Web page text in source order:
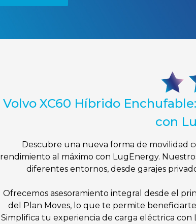
Volvo XC60 Híbrido
con
Descubre una nueva forma de movilidad
rendimiento al máximo con LugEnergy.
diferentes entornos, desde garajes
Ofrecemos asesoramiento integral desde el
del Plan Moves, lo que te permite
Simplifica tu experiencia de carga eléctrica con